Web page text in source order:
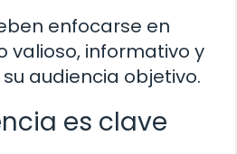
enfocarse en
valioso, informativo y
audiencia objetivo.
es clave